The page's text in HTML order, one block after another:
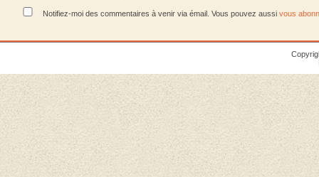
Notifiez-moi des commentaires à venir via émail. Vous pouvez aussi vous